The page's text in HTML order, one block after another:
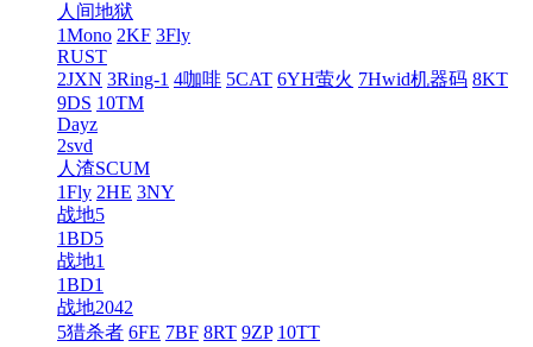
人间地狱
1Mono 2KF 3Fly
RUST
2JXN 3Ring-1 4咖啡 5CAT 6YH萤火 7Hwid机器码 8KT
9DS 10TM
Dayz
2svd
人渣SCUM
1Fly 2HE 3NY
战地5
1BD5
战地1
1BD1
战地2042
5猎杀者 6FE 7BF 8RT 9ZP 10TT